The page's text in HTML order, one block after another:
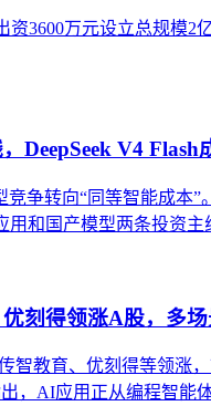
资3600万元设立总规模
DeepSeek V4 Flash
争转向“同等智能成本
和国产模型两条投资主
刻得领涨A股，多
智教育、优刻得等领涨
，AI应用正从编程智能